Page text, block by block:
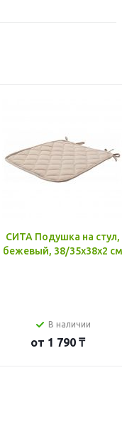
СИТА Подушка на стул,
бежевый, 38/35x38x2 см
В наличии
от 1 790 ₸